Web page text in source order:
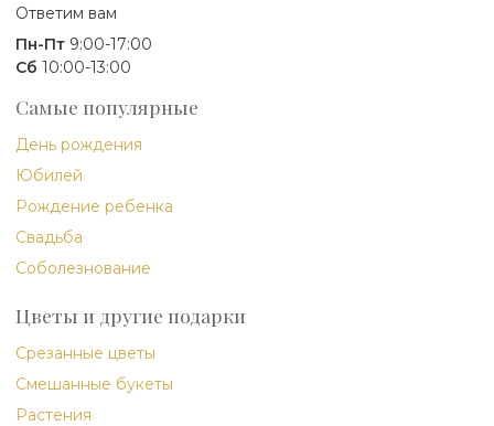
Ответим вам
Пн-Пт 9:00-17:00
Сб 10:00-13:00
Самые популярные
День рождения
Юбилей
Рождение ребенка
Свадьба
Соболезнование
Цветы и другие подарки
Срезанные цветы
Смешанные букеты
Растения